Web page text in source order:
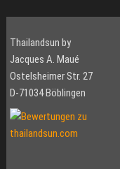
Thailandsun by
Jacques A. Maué
Ostelsheimer Str. 27
D-71034 Böblingen